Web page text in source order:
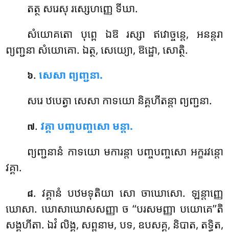
តត្ថ សរេសុ រស្សេហញ្ញេ ទីឃា.
សំយោគតោ បុព្ពេ ឯឱ រស្សា ឥវោច្ចន្តេ, អនន្តរា
ព្យញ្ជនា សំយោគោ. ឯត្ថ, សេយ្យោ, ឱដ្ឋោ, សោត្ថិ.
៦.សេសា ព្យញ្ជនា.
សរេឋបេត្វា សេសា កាទយោ និគ្គហីតន្តា ព្យញ្ជនា.
៧.វគ្គា បញ្ចបញ្ចសោ មន្តា.
ព្យញ្ជនានំ កាទយោ មការន្តា បញ្ចបញ្ចសោ អក្ខរវន្តោ
វគ្គា.
៨. វគ្គានំ បឋមទុតិយា សោ ចាឃោសោ. ឡន្តាញ្ញេ
ឃោសា. ឃោសាឃោសសញ្ញា ច ‘‘បរសមញ្ញា បយោគេ’’តិ
សង្គហីតា. ឯវំ លិង្គ, សព្ពនាម, បទ, ឧបសគ្គ, និបាត, តទ្ធិត,